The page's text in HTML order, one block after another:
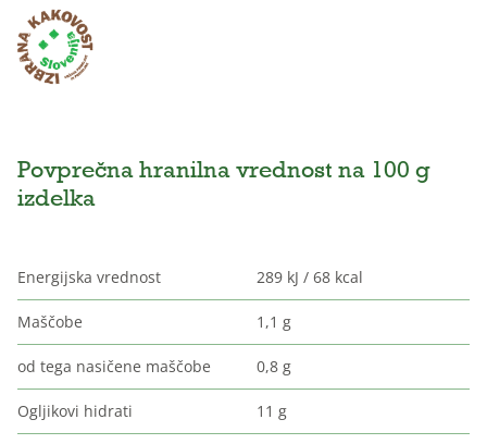
Povprečna hranilna vrednost na 100 g
izdelka
Energijska vrednost 289 kJ / 68 kcal
Maščobe 1,1 g
od tega nasičene maščobe 0,8 g
Ogljikovi hidrati 11 g